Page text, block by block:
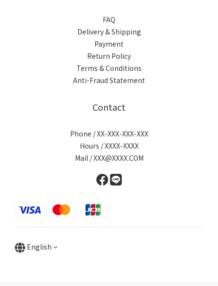
FAQ
Delivery & Shipping
Payment
Return Policy
Terms & Conditions
Anti-Fraud Statement
Contact
Phone / XX-XXX-XXX-XXX
Hours / XXXX-XXXX
Mail / XXX@XXXX.COM
English